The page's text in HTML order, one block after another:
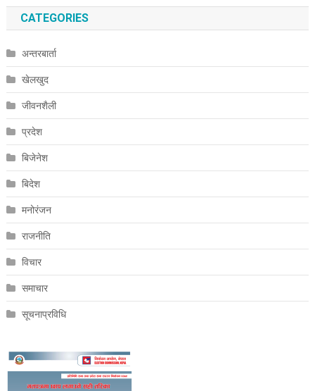
CATEGORIES
अन्तरबार्ता
खेलखुद
जीवनशैली
प्रदेश
बिजेनेश
बिदेश
मनोरंजन
राजनीति
विचार
समाचार
सूचनाप्रविधि